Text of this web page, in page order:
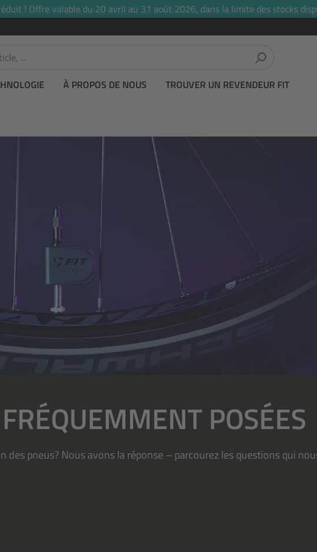
! Offre valable du 20 avril au 31 août 2026, dans la limite des stocks
À PROPOS DE NOUS TROUVER UN REVENDEUR FIT
POSÉES
des pneus? Nous avons la réponse – parcourez les questions qui